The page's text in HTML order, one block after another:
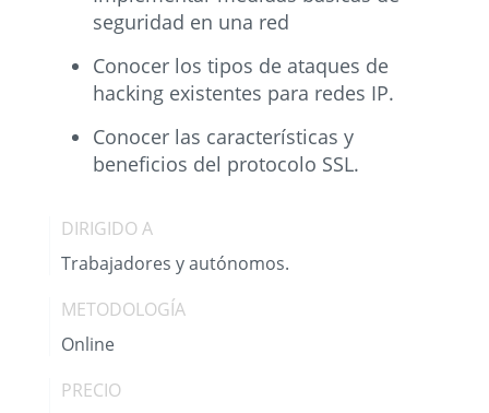
seguridad en una red
Conocer los tipos de ataques de
hacking existentes para redes IP.
Conocer las características y
beneficios del protocolo SSL.
DIRIGIDO A
Trabajadores y autónomos.
METODOLOGÍA
Online
PRECIO